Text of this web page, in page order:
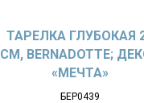
ТАРЕЛКА ГЛУБОКАЯ
СМ, BERNADOTTE;
«МЕЧТА»
БЕР0439